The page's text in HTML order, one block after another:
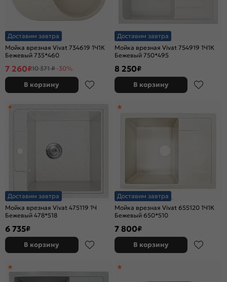
Доставим завтра
Мойка врезная Vivat 734619 1Ч1К
Бежевый 735*460
7 260₽10 371 ₽ -30%
В корзину
Доставим завтра
Мойка врезная Vivat 754919 1Ч1К
Бежевый 750*495
8 250₽
В корзину
Доставим завтра
Мойка врезная Vivat 475119 1Ч
Бежевый 478*518
6 735₽
В корзину
Доставим завтра
Мойка врезная Vivat 655120 1Ч1К
Бежевый 650*510
7 800₽
В корзину